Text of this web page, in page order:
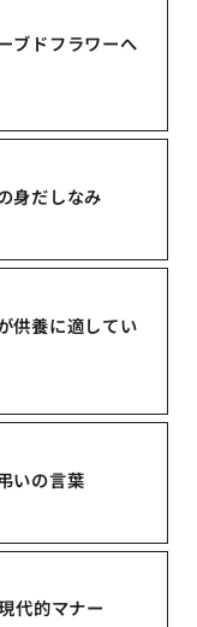
ブドフラワーへ
身だしなみ
供養に適してい
いの言葉
代的マナー